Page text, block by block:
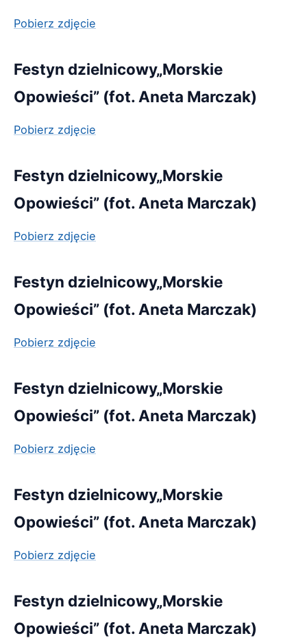
Pobierz zdjęcie
Festyn dzielnicowy„Morskie
Opowieści” (fot. Aneta Marczak)
Pobierz zdjęcie
Festyn dzielnicowy„Morskie
Opowieści” (fot. Aneta Marczak)
Pobierz zdjęcie
Festyn dzielnicowy„Morskie
Opowieści” (fot. Aneta Marczak)
Pobierz zdjęcie
Festyn dzielnicowy„Morskie
Opowieści” (fot. Aneta Marczak)
Pobierz zdjęcie
Festyn dzielnicowy„Morskie
Opowieści” (fot. Aneta Marczak)
Pobierz zdjęcie
Festyn dzielnicowy„Morskie
Opowieści” (fot. Aneta Marczak)